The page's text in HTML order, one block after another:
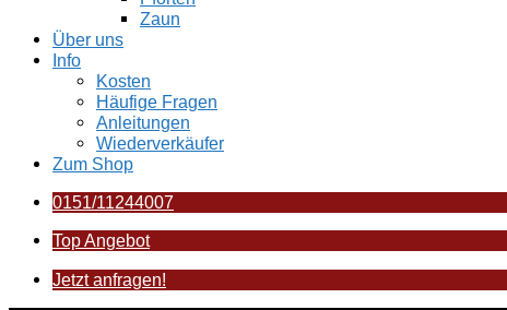
Zaun
Über uns
Info
Kosten
Häufige Fragen
Anleitungen
Wiederverkäufer
Zum Shop
0151/11244007
Top Angebot
Jetzt anfragen!